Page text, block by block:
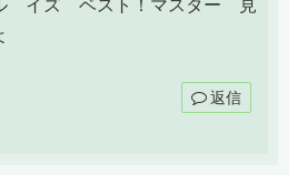
イズ ベスト！マスター 見
返信